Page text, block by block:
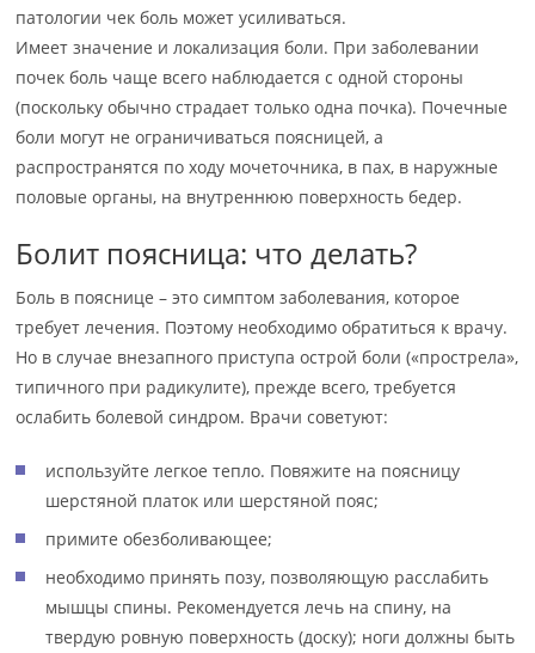
патологии чек боль может усиливаться.
Имеет значение и локализация боли. При заболевании
почек боль чаще всего наблюдается с одной стороны
(поскольку обычно страдает только одна почка). Почечные
боли могут не ограничиваться поясницей, а
распространятся по ходу мочеточника, в пах, в наружные
половые органы, на внутреннюю поверхность бедер.
Болит поясница: что делать?
Боль в пояснице – это симптом заболевания, которое
требует лечения. Поэтому необходимо обратиться к врачу.
Но в случае внезапного приступа острой боли («прострела»,
типичного при радикулите), прежде всего, требуется
ослабить болевой синдром. Врачи советуют:
используйте легкое тепло. Повяжите на поясницу
шерстяной платок или шерстяной пояс;
примите обезболивающее;
необходимо принять позу, позволяющую расслабить
мышцы спины. Рекомендуется лечь на спину, на
твердую ровную поверхность (доску); ноги должны быть